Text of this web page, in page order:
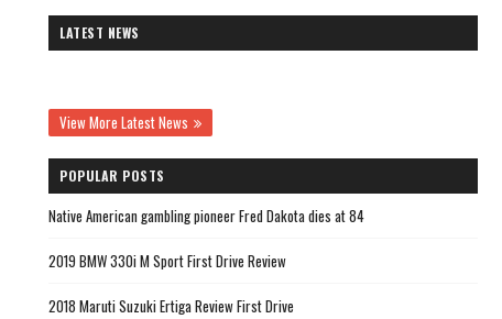
LATEST NEWS
View More Latest News
POPULAR POSTS
Native American gambling pioneer Fred Dakota dies at 84
2019 BMW 330i M Sport First Drive Review
2018 Maruti Suzuki Ertiga Review First Drive